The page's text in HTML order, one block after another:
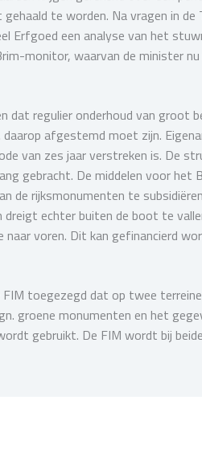
gehaald te worden. Na vragen in
Erfgoed een analyse van het
monitor, waarvan de minister
dat regulier onderhoud van groot
afgestemd moet zijn.
van zes jaar verstreken is. De
gebracht. De middelen voor het
de rijksmonumenten te
echter buiten de boot te
naar voren. Dit kan gefinancierd
toegezegd dat op twee
groene monumenten en het
gebruikt. De FIM wordt bij